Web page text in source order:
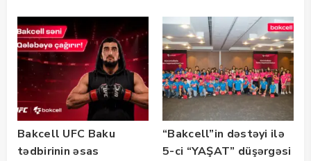
keçirilib — Fotolar
Bootcamp” başladı
Bakcell UFC Baku
tədbirinin əsas
“Bakcell”in dəstəyi ilə
5-ci “YAŞAT” düşərgəsi